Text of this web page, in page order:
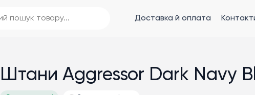
Доставка й оплата
Штани Aggressor Dark Navy